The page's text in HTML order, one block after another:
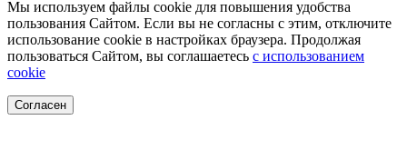
Мы используем файлы cookie для повышения удобства
пользования Сайтом. Если вы не согласны с этим, отключите
использование cookie в настройках браузера. Продолжая
пользоваться Сайтом, вы соглашаетесь с использованием
cookie
Согласен